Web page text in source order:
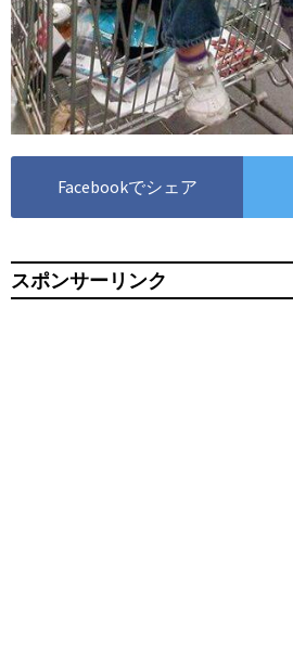
Facebookでシェア
スポンサーリンク